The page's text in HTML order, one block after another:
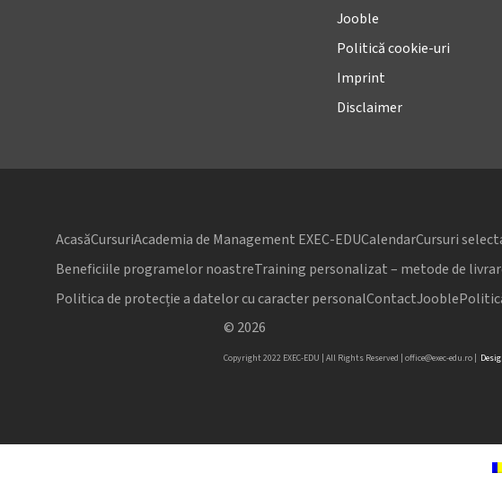
Jooble
Politică cookie-uri
Imprint
Disclaimer
AcasăCursuriAcademia de Management EXEC-EDUCalendarCursuri
Beneficiile programelor noastreTraining personalizat – metode de
Politica de protecție a datelor cu caracter personalContactJooble
© 2026
Copyright 2022 EXEC-EDU | All Rights Reserved | office@exec-edu.ro|